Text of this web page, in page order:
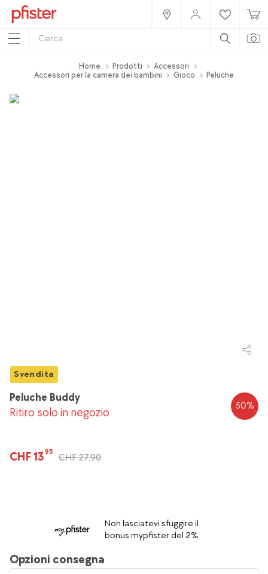
Home Prodotti
Accessori
Accessori per la camera dei bambini
Gioco Peluche
Svendita
Peluche Buddy
Ritiro solo in negozio 50%
CHF 1395
CHF 27.90
Non lasciatevi sfuggire il
bonus mypfister del 2%
Opzioni consegna